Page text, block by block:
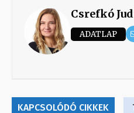
Csrefkó
ADATLAP
KAPCSOLÓDÓ CIKKEK